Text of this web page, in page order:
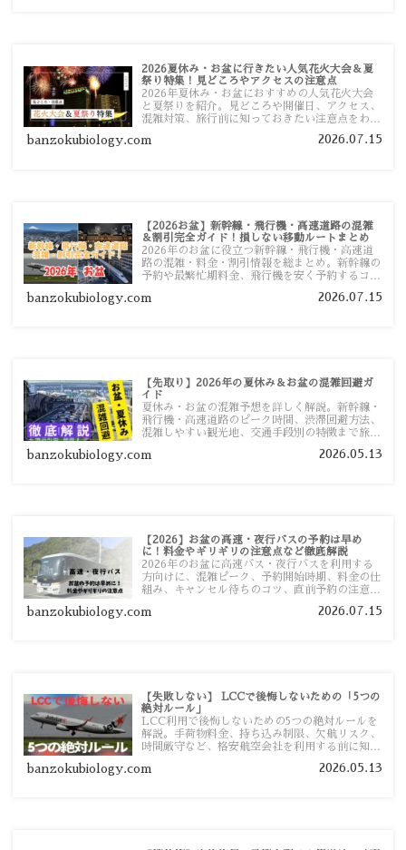
2026夏休み・お盆に行きたい人気花火大会＆夏
祭り特集！見どころやアクセスの注意点
2026年夏休み・お盆におすすめの人気花火大会
と夏祭りを紹介。見どころや開催日、アクセス、
混雑対策、旅行前に知っておきたい注意点をわか
banzokubiology.com 2026.07.15
【2026お盆】新幹線・飛行機・高速道路の混雑
＆割引完全ガイド！損しない移動ルートまとめ
2026年のお盆に役立つ新幹線・飛行機・高速道
路の混雑・料金・割引情報を総まとめ。新幹線の
予約や最繁忙期料金、飛行機を安く予約するコ
い移動方法を分かりやすく解説します。
banzokubiology.com 2026.07.15
【先取り】2026年の夏休み＆お盆の混雑回避ガ
イド
夏休み・お盆の混雑予想を詳しく解説。新幹線・
飛行機・高速道路のピーク時間、渋滞回避方法、
混雑しやすい観光地、交通手段別の特徴まで旅行
banzokubiology.com 2026.05.13
【2026】お盆の高速・夜行バスの予約は早め
に！料金やギリギリの注意点など徹底解説
2026年のお盆に高速バス・夜行バスを利用する
方向けに、混雑ピーク、予約開始時期、料金の仕
組み、キャンセル待ちのコツ、直前予約の注意点
banzokubiology.com 2026.07.15
【失敗しない】 LCCで後悔しないための「5つの
絶対ルール」
LCC利用で後悔しないための5つの絶対ルールを
解説。手荷物料金、持ち込み制限、欠航リスク、
時間厳守など、格安航空会社を利用する前に知っ
す。
banzokubiology.com 2026.05.13